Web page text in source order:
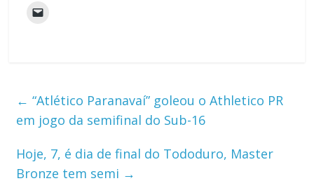
← “Atlético Paranavaí” goleou o Athletico PR
em jogo da semifinal do Sub-16
Hoje, 7, é dia de final do Tododuro, Master
Bronze tem semi →